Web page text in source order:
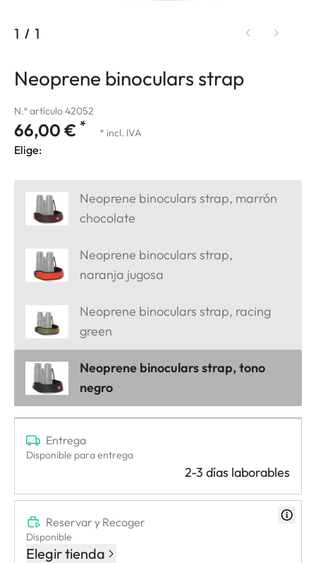
1 / 1
Neoprene binoculars strap
N.º artículo 42052
66,00 € * * incl. IVA
Elige:
Neoprene binoculars strap, marrón
chocolate
Neoprene binoculars strap,
naranja jugosa
Neoprene binoculars strap, racing
green
Neoprene binoculars strap, tono
negro
Entrega
Disponible para entrega
2-3 días laborables
Reservar y Recoger
Disponible
Elegir tienda